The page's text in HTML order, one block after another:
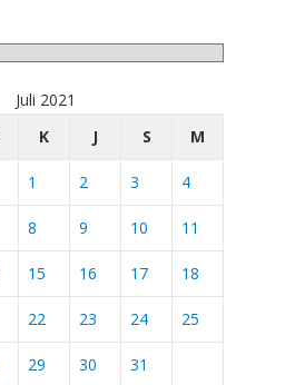
Juli 2021
K J S M
1 2 3 4
8 9 10 11
15 16 17 18
22 23 24 25
29 30 31